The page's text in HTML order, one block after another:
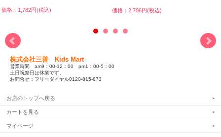
価格：1,782円(税込) 価格：2,706円(税込)
株式会社三善 Kids Mart
営業時間 am9：00-12：00 pm1：00-5：00
土日祝祭日は休業です。
お問合せ：フリーダイヤル0120-815-873
お店のトップへ戻る
カートを見る
マイページ